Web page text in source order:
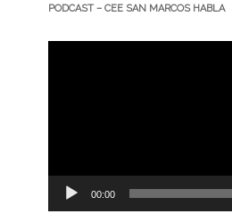
PODCAST – CEE SAN MARCOS HABLA
Reproductor
00:00